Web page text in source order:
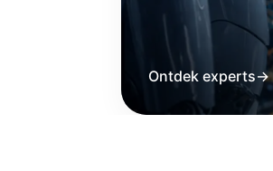
Ontdek experts→